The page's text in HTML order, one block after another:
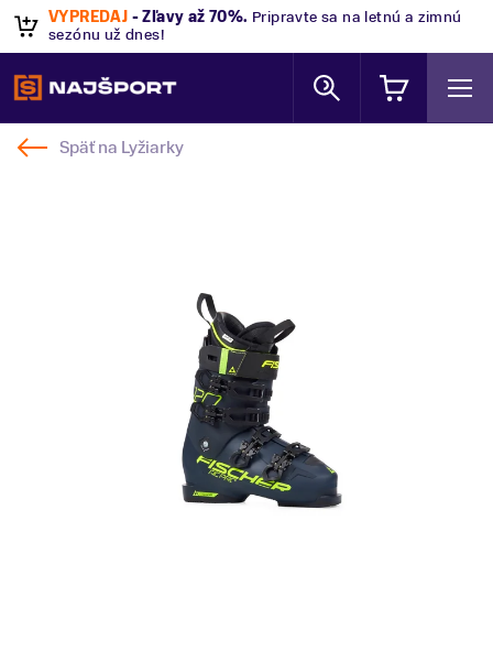
VÝPREDAJ - Zľavy až 70%. Pripravte sa na letnú a zimnú
sezónu už dnes!
Späť na Lyžiarky